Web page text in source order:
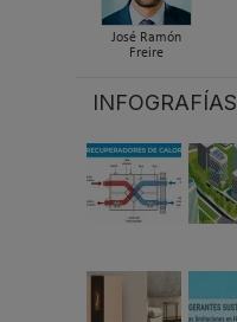
José Ramón
Freire
INFOGRAFÍAS